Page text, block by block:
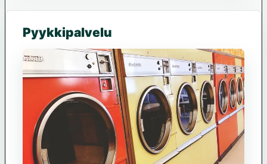
Pyykkipalvelu